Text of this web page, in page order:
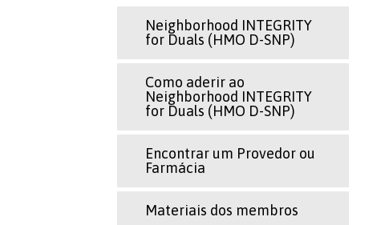
Neighborhood INTEGRITY
for Duals (HMO D-SNP)
Como aderir ao
Neighborhood INTEGRITY
for Duals (HMO D-SNP)
Encontrar um Provedor ou
Farmácia
Materiais dos membros